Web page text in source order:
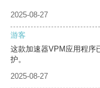
2025-08-27
游客
这款加速器VPM应用程序
护。
2025-08-27